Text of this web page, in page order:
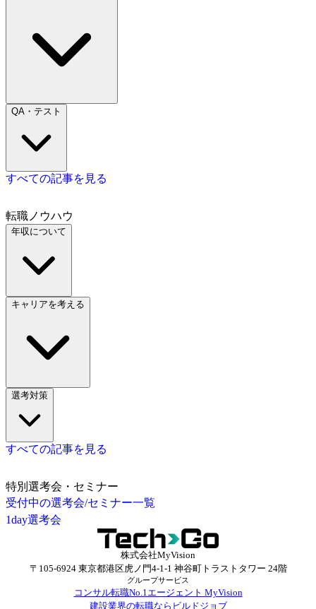
QA・テスト
すべての記事を見る
転職ノウハウ
年収について
キャリアを考える
選考対策
すべての記事を見る
特別選考会・セミナー
受付中の選考会/セミナー一覧
1day選考会
株式会社MyVision
〒105-6924 東京都港区虎ノ門4-1-1 神谷町トラストタワー 24階
グループサービス
コンサル転職No.1エージェント MyVision
建設業界の転職ならビルドジョブ